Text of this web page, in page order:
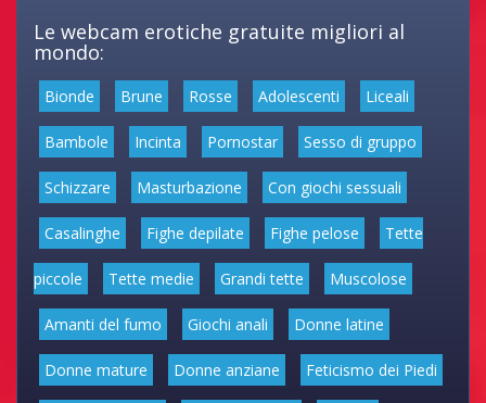
Le webcam erotiche gratuite migliori al
mondo:
Bionde Brune Rosse Adolescenti Liceali
Bambole Incinta Pornostar Sesso di gruppo
Schizzare Masturbazione Con giochi sessuali
Casalinghe Fighe depilate Fighe pelose Tette
piccole Tette medie Grandi tette Muscolose
Amanti del fumo Giochi anali Donne latine
Donne mature Donne anziane Feticismo dei Piedi